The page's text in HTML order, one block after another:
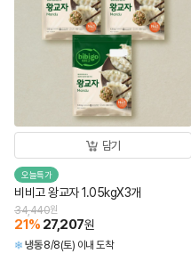
담기
오늘특가
비비고 왕교자 1.05kgX3개
34,440원
21% 27,207원
냉동 8/8(토) 이내 도착